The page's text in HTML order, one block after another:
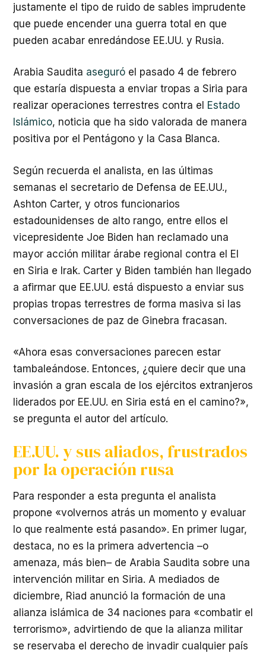
justamente el tipo de ruido de sables imprudente
que puede encender una guerra total en que
pueden acabar enredándose EE.UU. y Rusia.
Arabia Saudita aseguró el pasado 4 de febrero
que estaría dispuesta a enviar tropas a Siria para
realizar operaciones terrestres contra el Estado
Islámico, noticia que ha sido valorada de manera
positiva por el Pentágono y la Casa Blanca.
Según recuerda el analista, en las últimas
semanas el secretario de Defensa de EE.UU.,
Ashton Carter, y otros funcionarios
estadounidenses de alto rango, entre ellos el
vicepresidente Joe Biden han reclamado una
mayor acción militar árabe regional contra el EI
en Siria e Irak. Carter y Biden también han llegado
a afirmar que EE.UU. está dispuesto a enviar sus
propias tropas terrestres de forma masiva si las
conversaciones de paz de Ginebra fracasan.
«Ahora esas conversaciones parecen estar
tambaleándose. Entonces, ¿quiere decir que una
invasión a gran escala de los ejércitos extranjeros
liderados por EE.UU. en Siria está en el camino?»,
se pregunta el autor del artículo.
EE.UU. y sus aliados, frustrados
por la operación rusa
Para responder a esta pregunta el analista
propone «volvernos atrás un momento y evaluar
lo que realmente está pasando». En primer lugar,
destaca, no es la primera advertencia –o
amenaza, más bien– de Arabia Saudita sobre una
intervención militar en Siria. A mediados de
diciembre, Riad anunció la formación de una
alianza islámica de 34 naciones para «combatir el
terrorismo», advirtiendo de que la alianza militar
se reservaba el derecho de invadir cualquier país